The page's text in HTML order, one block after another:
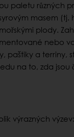
paletu různých
masem (tj.
plody.
nebo
paštiky a terriny,
na to, zda jsou
výrazných výzev: